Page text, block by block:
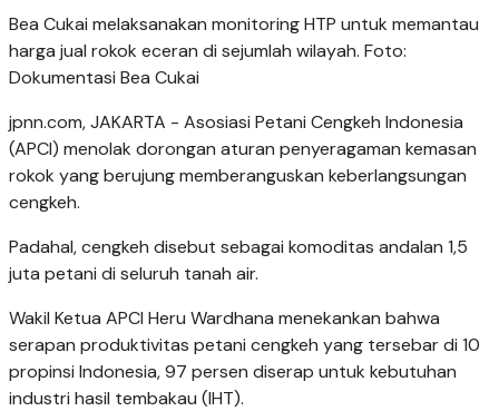
Bea Cukai melaksanakan monitoring HTP untuk memantau
harga jual rokok eceran di sejumlah wilayah. Foto:
Dokumentasi Bea Cukai
jpnn.com, JAKARTA - Asosiasi Petani Cengkeh Indonesia
(APCI) menolak dorongan aturan penyeragaman kemasan
rokok yang berujung memberanguskan keberlangsungan
cengkeh.
Padahal, cengkeh disebut sebagai komoditas andalan 1,5
juta petani di seluruh tanah air.
Wakil Ketua APCI Heru Wardhana menekankan bahwa
serapan produktivitas petani cengkeh yang tersebar di 10
propinsi Indonesia, 97 persen diserap untuk kebutuhan
industri hasil tembakau (IHT).